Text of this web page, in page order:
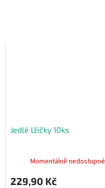
Jedlé lžičky 10ks
Momentálně nedostupné
229,90 Kč